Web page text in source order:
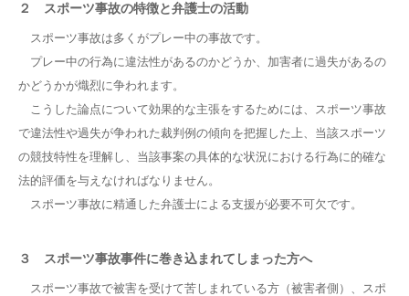
２ スポーツ事故の特徴と弁護士の活動
スポーツ事故は多くがプレー中の事故です。
プレー中の行為に違法性があるのかどうか、加害者に過失があるの
かどうかが熾烈に争われます。
こうした論点について効果的な主張をするためには、スポーツ事故
で違法性や過失が争われた裁判例の傾向を把握した上、当該スポーツ
の競技特性を理解し、当該事案の具体的な状況における行為に的確な
法的評価を与えなければなりません。
スポーツ事故に精通した弁護士による支援が必要不可欠です。
３ スポーツ事故事件に巻き込まれてしまった方へ
スポーツ事故で被害を受けて苦しまれている方（被害者側）、スポ